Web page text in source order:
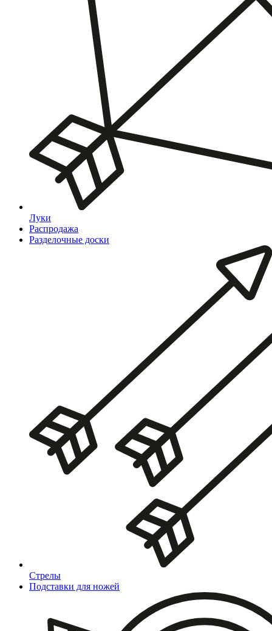
Луки
Распродажа
Разделочные доски
Стрелы
Подставки для ножей